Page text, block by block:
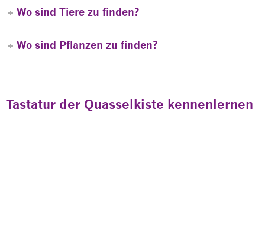
Wo sind Tiere zu finden?
Wo sind Pflanzen zu finden?
Tastatur der Quasselkiste kennenlernen